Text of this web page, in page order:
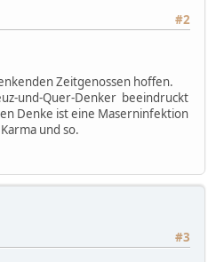
#2
Zeitgenossen hoffen.
und-Quer-Denker beeindruckt
Denke ist eine Maserninfektion
und so.
#3